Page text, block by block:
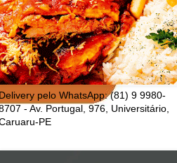
Delivery pelo WhatsApp: (81) 9 9980-
- Av. Portugal, 976, Universitário,
PE